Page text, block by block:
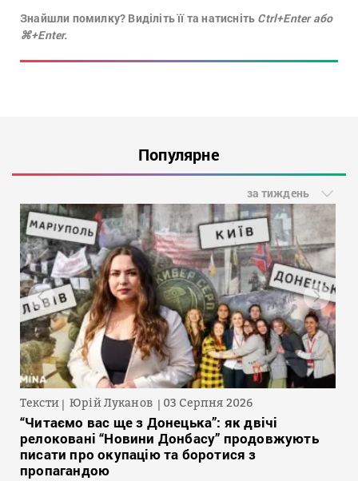
Знайшли помилку? Виділіть її та натисніть Ctrl+Enter або
⌘+Enter.
Популярне
за тиждень
Тексти Юрій Луканов 03 Серпня 2026
“Читаємо вас ще з Донецька”: як двічі
релоковані “Новини Донбасу” продовжують
писати про окупацію та боротися з
пропагандою